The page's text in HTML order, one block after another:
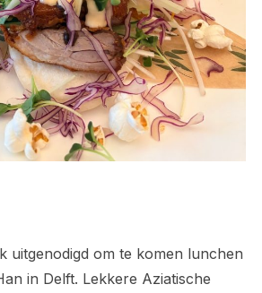
uitgenodigd om te komen lunchen
in Delft. Lekkere Aziatische